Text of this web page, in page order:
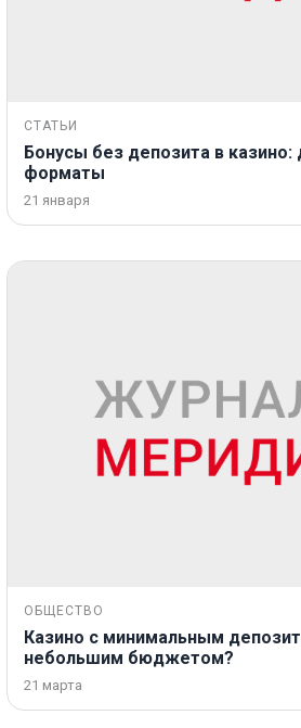
СТАТЬИ
Бонусы без депозита в казино:
форматы
21 января
ОБЩЕСТВО
Казино с минимальным
небольшим бюджетом?
21 марта